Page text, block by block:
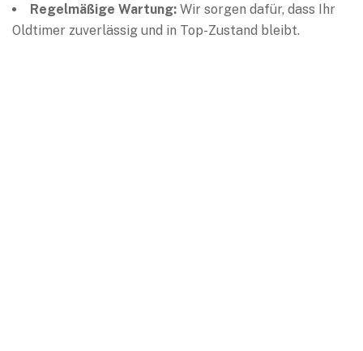
Regelmäßige Wartung: Wir sorgen dafür, dass Ihr
Oldtimer zuverlässig und in Top-Zustand bleibt.